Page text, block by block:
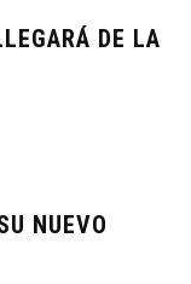
DE LA
NUEVO